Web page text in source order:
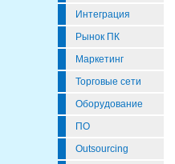
Интеграция
Рынок ПК
Маркетинг
Торговые сети
Оборудование
ПО
Outsourcing